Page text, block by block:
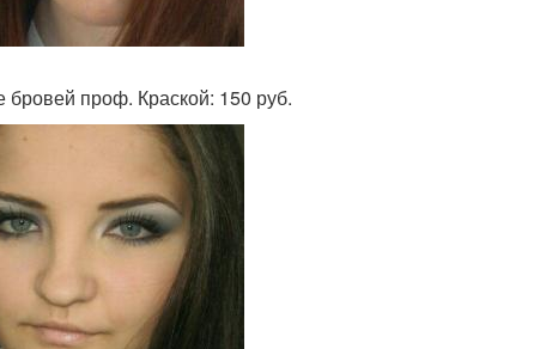
проф. Краской: 150 руб.